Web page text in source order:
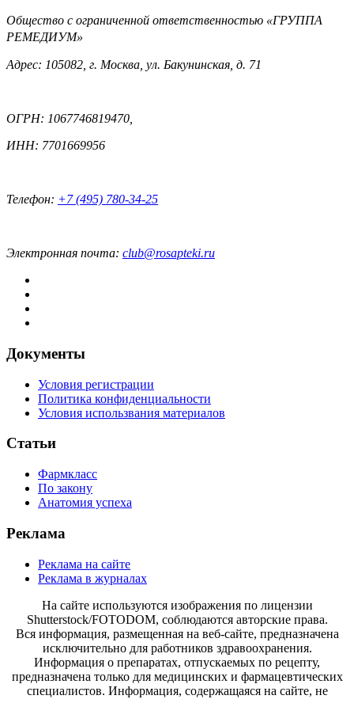
Общество с ограниченной ответственностью «ГРУППА
РЕМЕДИУМ»
Адрес: 105082, г. Москва, ул. Бакунинская, д. 71
ОГРН: 1067746819470,
ИНН: 7701669956
Телефон: +7 (495) 780-34-25
Электронная почта: club@rosapteki.ru
Документы
Условия регистрации
Политика конфиденциальности
Условия использвания материалов
Статьи
Фармкласс
По закону
Анатомия успеха
Реклама
Реклама на сайте
Реклама в журналах
На сайте используются изображения по лицензии
Shutterstock/FOTODOM, соблюдаются авторские права.
Вся информация, размещенная на веб-сайте, предназначена
исключительно для работников здравоохранения.
Информация о препаратах, отпускаемых по рецепту,
предназначена только для медицинских и фармацевтических
специалистов. Информация, содержащаяся на сайте, не